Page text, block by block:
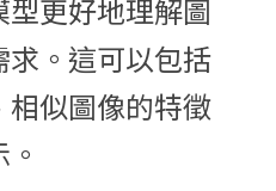
更好地理解圖
。這可以包括
似圖像的特徵